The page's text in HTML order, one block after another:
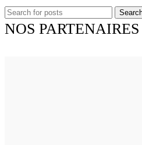
NOS PARTENAIRES